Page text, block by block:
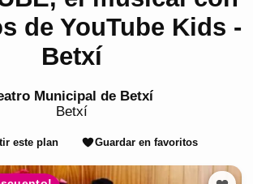
de YouTube Kids -
Betxí
Municipal de Betxí
Betxí
este plan Guardar en favoritos